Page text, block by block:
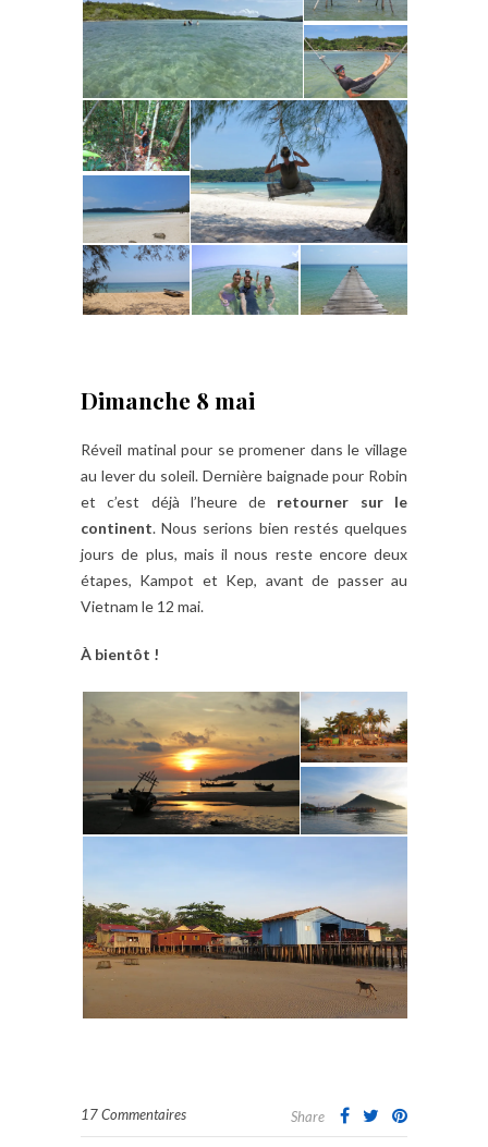
Dimanche 8 mai
Réveil matinal pour se promener dans le village
au lever du soleil. Dernière baignade pour Robin
et c’est déjà l’heure de retourner sur le
continent. Nous serions bien restés quelques
jours de plus, mais il nous reste encore deux
étapes, Kampot et Kep, avant de passer au
Vietnam le 12 mai.
À bientôt !
17 Commentaires Share